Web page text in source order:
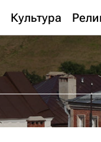
Культура